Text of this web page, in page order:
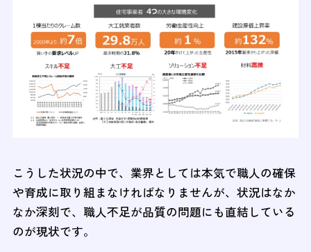
こうした状況の中で、業界としては本気で職人の確保
や育成に取り組まなければなりませんが、状況はなか
なか深刻で、職人不足が品質の問題にも直結している
のが現状です。